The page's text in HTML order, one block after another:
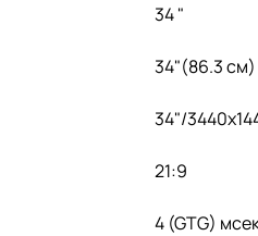
34 "
34"(86.3 см)
34"/
21:9
4 (GTG)